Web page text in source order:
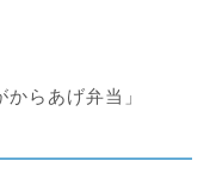
らあげ弁当」